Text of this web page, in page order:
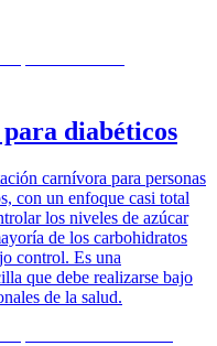
diabéticos
carnívora para personas
con un enfoque casi total
los niveles de azúcar
de los carbohidratos
control. Es una
que debe realizarse bajo
de la salud.